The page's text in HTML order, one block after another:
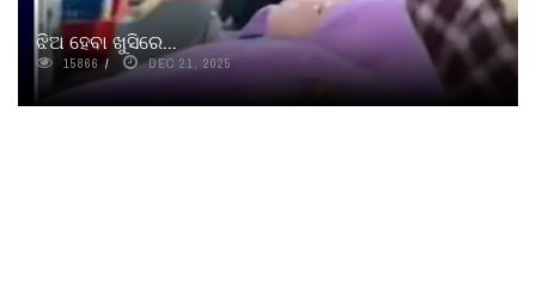
ଝିଅ ହେବା ଖୁସିରେ...
15866 DEC 21, 2025